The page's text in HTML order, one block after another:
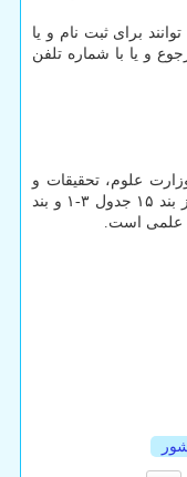
برای ثبت نام و یا
و یا با شماره تلفن
علوم، تحقیقات و
فناوری، این جشنواره معتبر و مشمول امتیاز بند ۱۵ جدول ۳-۱ و بند